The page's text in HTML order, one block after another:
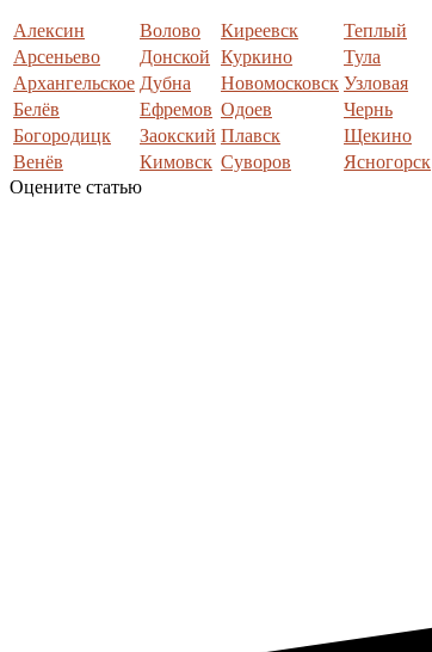
Алексин Волово Киреевск
Теплый
Арсеньево
Донской Куркино
Тула
Архангельское Дубна Новомосковск Узловая
Белёв
Ефремов Одоев
Чернь
Богородицк
Заокский Плавск
Щекино
Венёв
Кимовск Суворов
Ясногорск
Оцените статью